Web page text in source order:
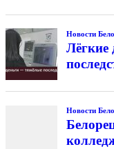
Новости
Лёгкие
Новости